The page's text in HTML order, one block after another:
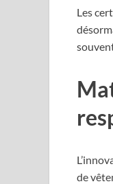
Les
de